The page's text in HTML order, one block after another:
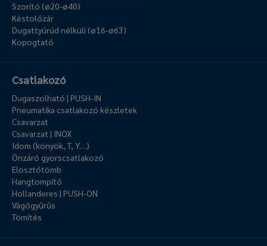
Szorító (ø20-ø40)
Késtolózár
Dugattyúrúd nélküli (ø16-ø63)
Kopogtató
Csatlakozó
Dugaszolható | PUSH-IN
Pneumatika csatlakozó készletek
Csavarzat
Csavarzat | INOX
Idom (könyök, T, Y…)
Önzáró gyorscsatlakozó
Elosztótömb
Hangtompító
Hollanderes | PUSH-ON
Vágógyűrűs
Tömítés